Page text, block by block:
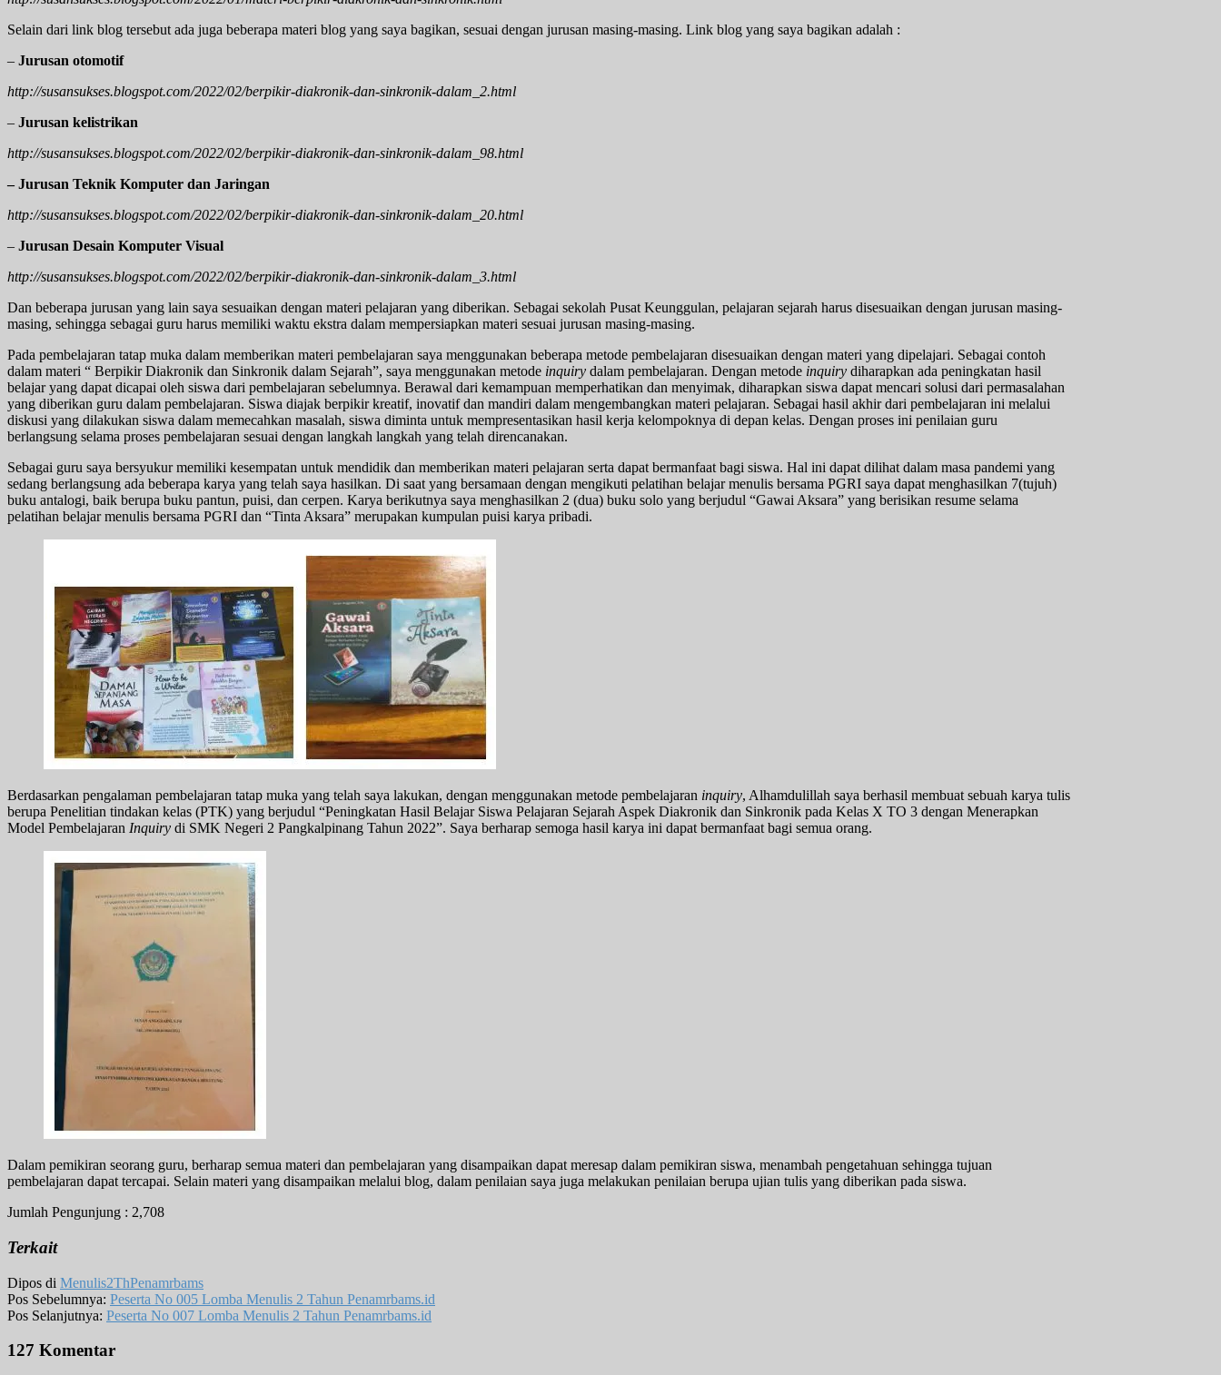
Selain dari link blog tersebut ada juga beberapa materi blog yang saya bagikan, sesuai dengan jurusan masing-masing. Link blog yang saya bagikan adalah :
– Jurusan otomotif
http://susansukses.blogspot.com/2022/02/berpikir-diakronik-dan-sinkronik-dalam_2.html
– Jurusan kelistrikan
http://susansukses.blogspot.com/2022/02/berpikir-diakronik-dan-sinkronik-dalam_98.html
– Jurusan Teknik Komputer dan Jaringan
http://susansukses.blogspot.com/2022/02/berpikir-diakronik-dan-sinkronik-dalam_20.html
– Jurusan Desain Komputer Visual
http://susansukses.blogspot.com/2022/02/berpikir-diakronik-dan-sinkronik-dalam_3.html
Dan beberapa jurusan yang lain saya sesuaikan dengan materi pelajaran yang diberikan. Sebagai sekolah Pusat Keunggulan, pelajaran sejarah harus disesuaikan dengan jurusan masing-
masing, sehingga sebagai guru harus memiliki waktu ekstra dalam mempersiapkan materi sesuai jurusan masing-masing.
Pada pembelajaran tatap muka dalam memberikan materi pembelajaran saya menggunakan beberapa metode pembelajaran disesuaikan dengan materi yang dipelajari. Sebagai contoh
dalam materi “ Berpikir Diakronik dan Sinkronik dalam Sejarah”, saya menggunakan metode inquiry dalam pembelajaran. Dengan metode inquiry diharapkan ada peningkatan hasil
belajar yang dapat dicapai oleh siswa dari pembelajaran sebelumnya. Berawal dari kemampuan memperhatikan dan menyimak, diharapkan siswa dapat mencari solusi dari permasalahan
yang diberikan guru dalam pembelajaran. Siswa diajak berpikir kreatif, inovatif dan mandiri dalam mengembangkan materi pelajaran. Sebagai hasil akhir dari pembelajaran ini melalui
diskusi yang dilakukan siswa dalam memecahkan masalah, siswa diminta untuk mempresentasikan hasil kerja kelompoknya di depan kelas. Dengan proses ini penilaian guru
berlangsung selama proses pembelajaran sesuai dengan langkah langkah yang telah direncanakan.
Sebagai guru saya bersyukur memiliki kesempatan untuk mendidik dan memberikan materi pelajaran serta dapat bermanfaat bagi siswa. Hal ini dapat dilihat dalam masa pandemi yang
sedang berlangsung ada beberapa karya yang telah saya hasilkan. Di saat yang bersamaan dengan mengikuti pelatihan belajar menulis bersama PGRI saya dapat menghasilkan 7(tujuh)
buku antalogi, baik berupa buku pantun, puisi, dan cerpen. Karya berikutnya saya menghasilkan 2 (dua) buku solo yang berjudul “Gawai Aksara” yang berisikan resume selama
pelatihan belajar menulis bersama PGRI dan “Tinta Aksara” merupakan kumpulan puisi karya pribadi.
Berdasarkan pengalaman pembelajaran tatap muka yang telah saya lakukan, dengan menggunakan metode pembelajaran inquiry, Alhamdulillah saya berhasil membuat sebuah karya tulis
berupa Penelitian tindakan kelas (PTK) yang berjudul “Peningkatan Hasil Belajar Siswa Pelajaran Sejarah Aspek Diakronik dan Sinkronik pada Kelas X TO 3 dengan Menerapkan
Model Pembelajaran Inquiry di SMK Negeri 2 Pangkalpinang Tahun 2022”. Saya berharap semoga hasil karya ini dapat bermanfaat bagi semua orang.
Dalam pemikiran seorang guru, berharap semua materi dan pembelajaran yang disampaikan dapat meresap dalam pemikiran siswa, menambah pengetahuan sehingga tujuan
pembelajaran dapat tercapai. Selain materi yang disampaikan melalui blog, dalam penilaian saya juga melakukan penilaian berupa ujian tulis yang diberikan pada siswa.
Jumlah Pengunjung : 2,708
Terkait
Dipos di Menulis2ThPenamrbams
Pos Sebelumnya: Peserta No 005 Lomba Menulis 2 Tahun Penamrbams.id
Pos Selanjutnya: Peserta No 007 Lomba Menulis 2 Tahun Penamrbams.id
127 Komentar